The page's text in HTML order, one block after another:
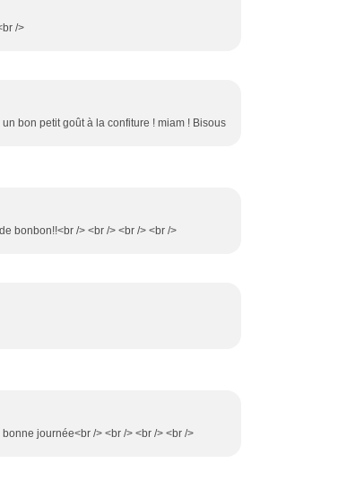
/>
bon petit goût à la confiture ! miam ! Bisous
bonbon!!<br /> <br /> <br /> <br />
journée<br /> <br /> <br /> <br />